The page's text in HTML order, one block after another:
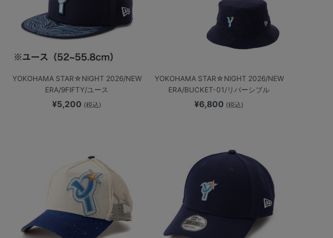
YOKOHAMA STAR☆NIGHT 2026/NEW
ERA/9FIFTY/ユース
¥5,200 (税込)
YOKOHAMA STAR☆NIGHT 2026/NEW
ERA/BUCKET-01/リバーシブル
¥6,800 (税込)